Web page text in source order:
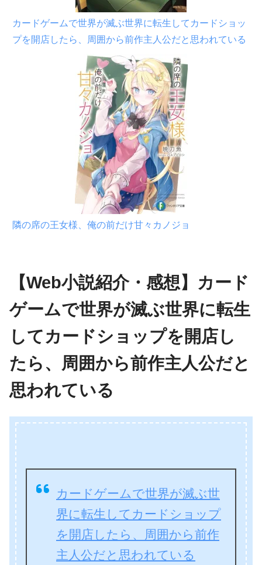
カードゲームで世界が滅ぶ世界に転生してカードショッ
プを開店したら、周囲から前作主人公だと思われている
隣の席の王女様、俺の前だけ甘々カノジョ
【Web小説紹介・感想】カード
ゲームで世界が滅ぶ世界に転生
してカードショップを開店し
たら、周囲から前作主人公だと
思われている
カードゲームで世界が滅ぶ世
界に転生してカードショップ
を開店したら、周囲から前作
主人公だと思われている